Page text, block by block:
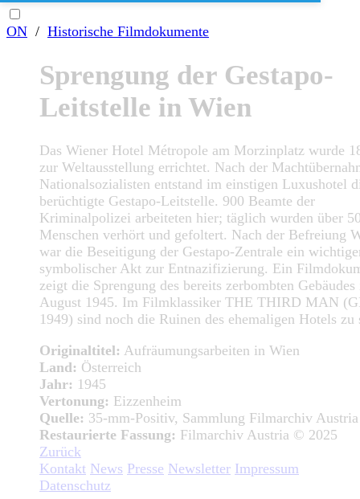
ON / Historische Filmdokumente
Sprengung der Gestapo-
Leitstelle in Wien
Das Wiener Hotel Métropole am Morzinplatz wurde
zur Weltausstellung errichtet. Nach der
Nationalsozialisten entstand im einstigen Luxushotel
berüchtigte Gestapo-Leitstelle. 900 Beamte der
Kriminalpolizei arbeiteten hier; täglich wurden über
Menschen verhört und gefoltert. Nach der Befreiung
war die Beseitigung der Gestapo-Zentrale ein
symbolischer Akt zur Entnazifizierung. Ein
zeigt die Sprengung des bereits zerbombten
August 1945. Im Filmklassiker THE THIRD MAN
1949) sind noch die Ruinen des ehemaligen Hotels zu
Originaltitel: Aufräumungsarbeiten in Wien
Land: Österreich
Jahr: 1945
Vertonung: Eizzenheim
Quelle: 35-mm-Positiv, Sammlung Filmarchiv Austria
Restaurierte Fassung: Filmarchiv Austria © 2025
Zurück
Kontakt News Presse Newsletter Impressum
Datenschutz